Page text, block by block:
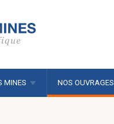
MINES NOS OUVRAGES